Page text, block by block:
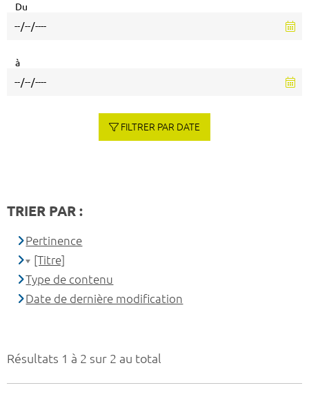
Résultats 1 à 2 sur 2 au total
Du
à
FILTRER PAR DATE
TRIER PAR :
Pertinence
[Titre]
Type de contenu
Date de dernière modification